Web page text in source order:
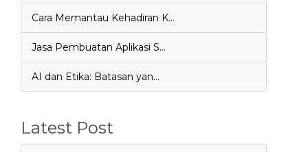
Cara Memantau Kehadiran K…
Jasa Pembuatan Aplikasi S…
AI dan Etika: Batasan yan…
Latest Post